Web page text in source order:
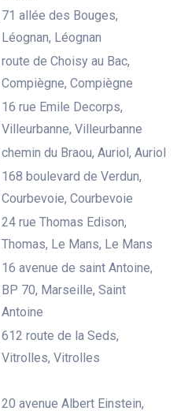
71 allée des Bouges,
Léognan, Léognan
route de Choisy au Bac,
Compiègne, Compiègne
16 rue Emile Decorps,
Villeurbanne, Villeurbanne
chemin du Braou, Auriol, Auriol
168 boulevard de Verdun,
Courbevoie, Courbevoie
24 rue Thomas Edison,
Thomas, Le Mans, Le Mans
16 avenue de saint Antoine,
BP 70, Marseille, Saint
Antoine
612 route de la Seds,
Vitrolles, Vitrolles
20 avenue Albert Einstein,